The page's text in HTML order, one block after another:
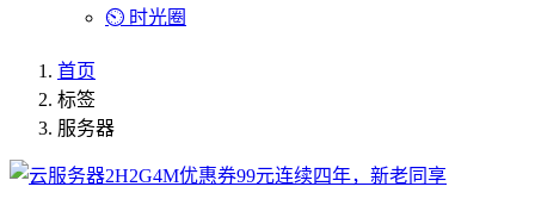
⏲️ 时光圈
首页
标签
服务器